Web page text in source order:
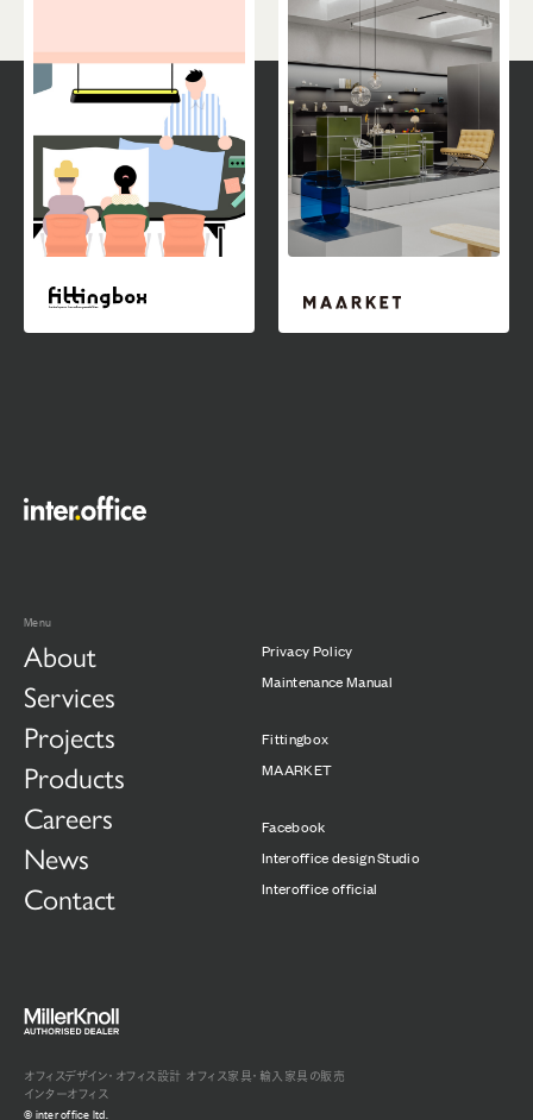
Menu
About
Services
Projects
Products
Careers
News
Contact
Privacy Policy
Maintenance Manual
Fittingbox
MAARKET
Facebook
Interoffice design Studio
Interoffice official
オフィスデザイン・オフィス設計 オフィス家具・輸入家具の販売
インターオフィス
© inter office ltd.